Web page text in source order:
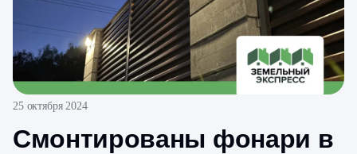
25 октября 2024
Смонтированы фонари в